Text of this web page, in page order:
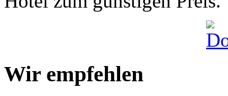
Wir empfehlen